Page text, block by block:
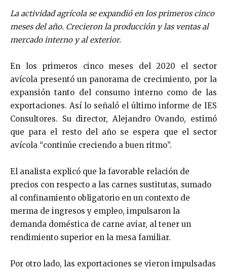
La actividad agrícola se expandió en los primeros cinco
meses del año. Crecieron la producción y las ventas al
mercado interno y al exterior.
En los primeros cinco meses del 2020 el sector
avícola presentó un panorama de crecimiento, por la
expansión tanto del consumo interno como de las
exportaciones. Así lo señaló el último informe de IES
Consultores. Su director, Alejandro Ovando, estimó
que para el resto del año se espera que el sector
avícola “continúe creciendo a buen ritmo”.
El analista explicó que la favorable relación de
precios con respecto a las carnes sustitutas, sumado
al confinamiento obligatorio en un contexto de
merma de ingresos y empleo, impulsaron la
demanda doméstica de carne aviar, al tener un
rendimiento superior en la mesa familiar.
Por otro lado, las exportaciones se vieron impulsadas